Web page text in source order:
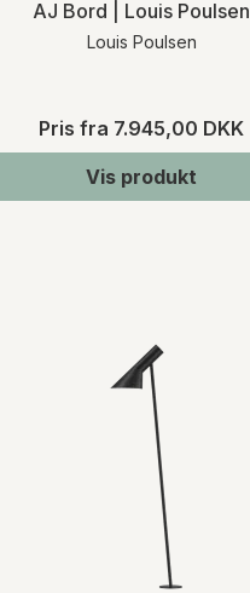
AJ Bord | Louis Poulsen
Louis Poulsen
Pris fra 7.945,00 DKK
Vis produkt